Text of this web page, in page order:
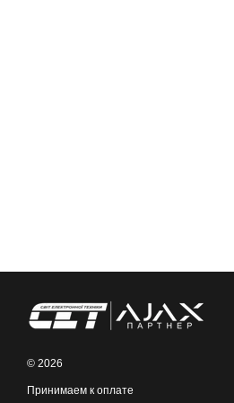
© 2026
Принимаем к оплате